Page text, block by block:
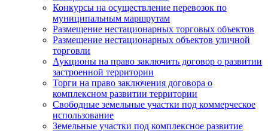
Конкурсы на осуществление перевозок по
муниципальным маршрутам
Размещение нестационарных торговых объектов
Размещение нестационарных объектов уличной
торговли
Аукционы на право заключить договор о развитии
застроенной территории
Торги на право заключения договора о
комплексном развитии территории
Свободные земельные участки под коммерческое
использование
Земельные участки под комплексное развитие